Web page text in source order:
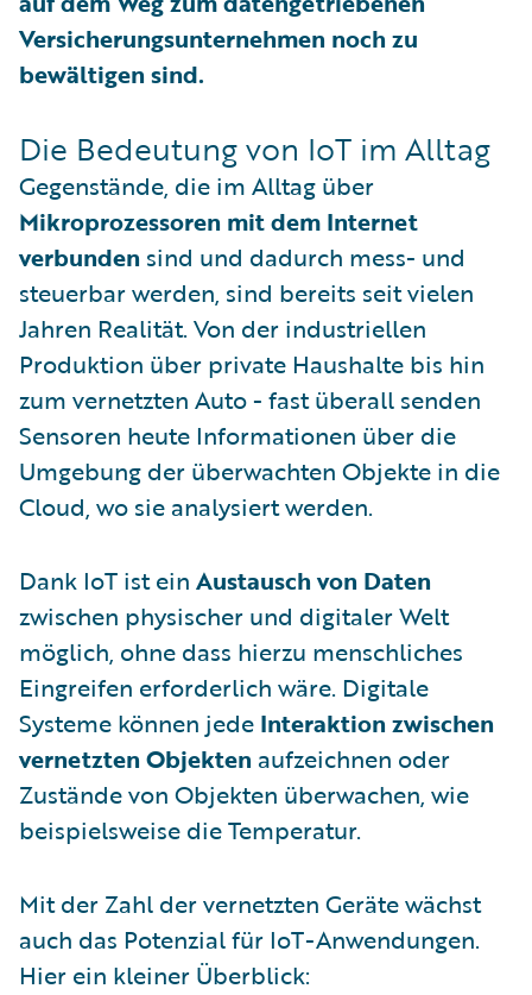
Versicherungsunternehmen noch zu
bewältigen sind.
Die Bedeutung von IoT im Alltag
Gegenstände, die im Alltag über
Mikroprozessoren mit dem Internet
verbunden sind und dadurch mess- und
steuerbar werden, sind bereits seit vielen
Jahren Realität. Von der industriellen
Produktion über private Haushalte bis hin
zum vernetzten Auto - fast überall senden
Sensoren heute Informationen über die
Umgebung der überwachten Objekte in die
Cloud, wo sie analysiert werden.
Dank IoT ist ein Austausch von Daten
zwischen physischer und digitaler Welt
möglich, ohne dass hierzu menschliches
Eingreifen erforderlich wäre. Digitale
Systeme können jede Interaktion zwischen
vernetzten Objekten aufzeichnen oder
Zustände von Objekten überwachen, wie
beispielsweise die Temperatur.
Mit der Zahl der vernetzten Geräte wächst
auch das Potenzial für IoT-Anwendungen.
Hier ein kleiner Überblick: